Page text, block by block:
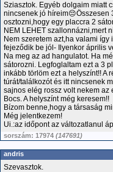
Sziasztok. Egyéb dolgaim miatt
nincsenek jó híreim😔Összesen
osztozni,hogy egy placcra 2
NEM LEHET szallonnázni,mert
Nem szeretem azt,ha valami
fejeződik be jól- Ilyenkor április
Na meg az ad hangulatot. Ha
sátorozni. Legfoglaltam ezt a 3
inkább törlöm ezt a helyszínt!! A
túrát/találkozót és itt nincsenek
sajnos elég rossz volt nekem az
Bocs. A helyszínt még keresem!!
Bízom benne,hogy a társaság
Még jelentkezem!
Ui.:az időpont az változatlanul
sorszám: 17974 (147691)
andris
Szevasztok.